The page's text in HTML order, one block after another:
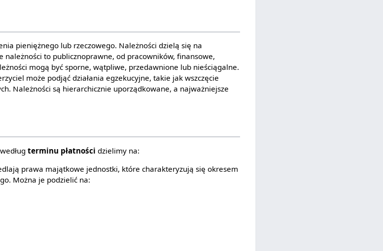
pieniężnego lub rzeczowego. Należności dzielą się na
to publicznoprawne, od pracowników, finansowe,
mogą być sporne, wątpliwe, przedawnione lub nieściągalne.
może podjąć działania egzekucyjne, takie jak wszczęcie
Należności są hierarchicznie uporządkowane, a najważniejsze
terminu płatności dzielimy na:
prawa majątkowe jednostki, które charakteryzują się okresem
Można je podzielić na: